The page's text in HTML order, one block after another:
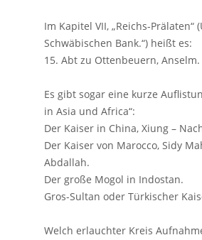
Im Kapitel VII, „Reichs-Prälaten“
Schwäbischen Bank.“) heißt es:
15. Abt zu Ottenbeuern, Anselm.
Es gibt sogar eine kurze
in Asia und Africa“:
Der Kaiser in China, Xiung –
Der Kaiser von Marocco, Sidy
Abdallah.
Der große Mogol in Indostan.
Gros-Sultan oder Türkischer
Welch erlauchter Kreis